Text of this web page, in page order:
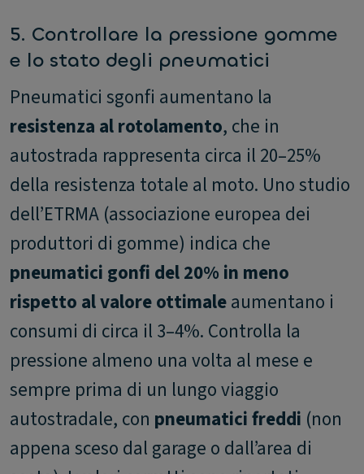
5. Controllare la pressione gomme
e lo stato degli pneumatici
Pneumatici sgonfi aumentano la
resistenza al rotolamento, che in
autostrada rappresenta circa il 20–25%
della resistenza totale al moto. Uno studio
dell’ETRMA (associazione europea dei
produttori di gomme) indica che
pneumatici gonfi del 20% in meno
rispetto al valore ottimaleaumentano i
consumi di circa il 3–4%. Controlla la
pressione almeno una volta al mese e
sempre prima di un lungo viaggio
autostradale, con pneumatici freddi (non
appena sceso dal garage o dall’area di